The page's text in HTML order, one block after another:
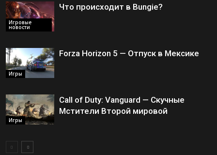
Игровые
новости
Что происходит в Bungie?
Игры
Forza Horizon 5 — Отпуск в Мексике
Игры
Call of Duty: Vanguard — Скучные
Мстители Второй мировой